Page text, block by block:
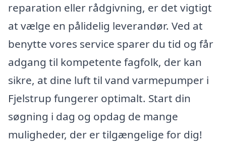
reparation eller rådgivning, er det vigtigt
at vælge en pålidelig leverandør. Ved at
benytte vores service sparer du tid og får
adgang til kompetente fagfolk, der kan
sikre, at dine luft til vand varmepumper i
Fjelstrup fungerer optimalt. Start din
søgning i dag og opdag de mange
muligheder, der er tilgængelige for dig!